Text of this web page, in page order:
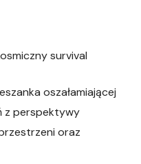
survival
oszałamiającej
z perspektywy
oraz